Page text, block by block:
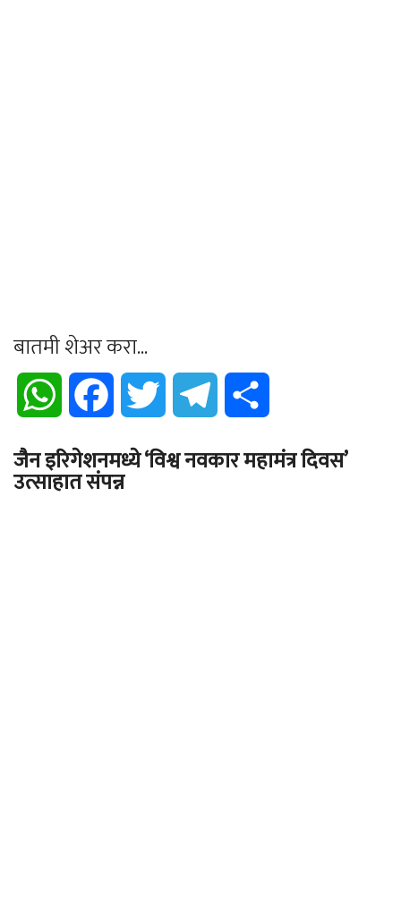
बातमी शेअर करा...
WhatsApp Facebook Twitter Telegram
जैन इरिगेशनमध्ये ‘विश्व नवकार महामंत्र दिवस’
उत्साहात संपन्न